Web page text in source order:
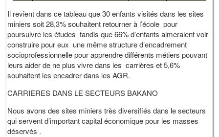
Il revient dans ce tableau que 30 enfants visités dans les sites
miniers soit 28,3% souhaitent retourner à l’école pour
poursuivre les études tandis que 66% d’enfants aimeraient voir
construire pour eux une même structure d’encadrement
socioprofessionnelle pour apprendre différents métiers pouvant
leurs aider de ne plus vivre dans les carrières et 5,6%
souhaitent les encadrer dans les AGR.
CARRIERES DANS LE SECTEURS BAKANO
Nous avons des sites miniers très diversifiés dans le secteurs
qui servent d’important capital économique pour les masses
déservés .